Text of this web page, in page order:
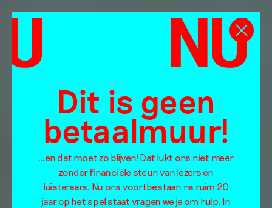
Dit is geen
betaalmuur!
…en dat moet zo blijven! Dat lukt ons niet meer
zonder financiële steun van lezers en
luisteraars. Nu ons voortbestaan na ruim 20
jaar op het spel staat vragen we je om hulp. In